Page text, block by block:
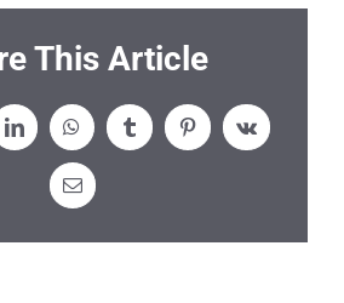
This Article
LinkedInWhatsAppTumblrPinterestVk
Email: